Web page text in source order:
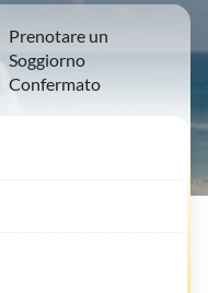
Prenotare un
Soggiorno
Confermato